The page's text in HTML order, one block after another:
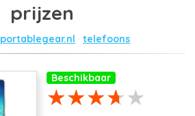
prijzen
portablegear.nl telefoons
Beschikbaar